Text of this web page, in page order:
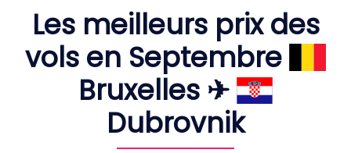
Les meilleurs prix des
vols en Septembre
Bruxelles ✈
Dubrovnik